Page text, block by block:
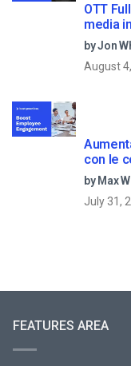
OTT
media
by Jon
August
con le
by Max
July 31,
FEATURES AREA